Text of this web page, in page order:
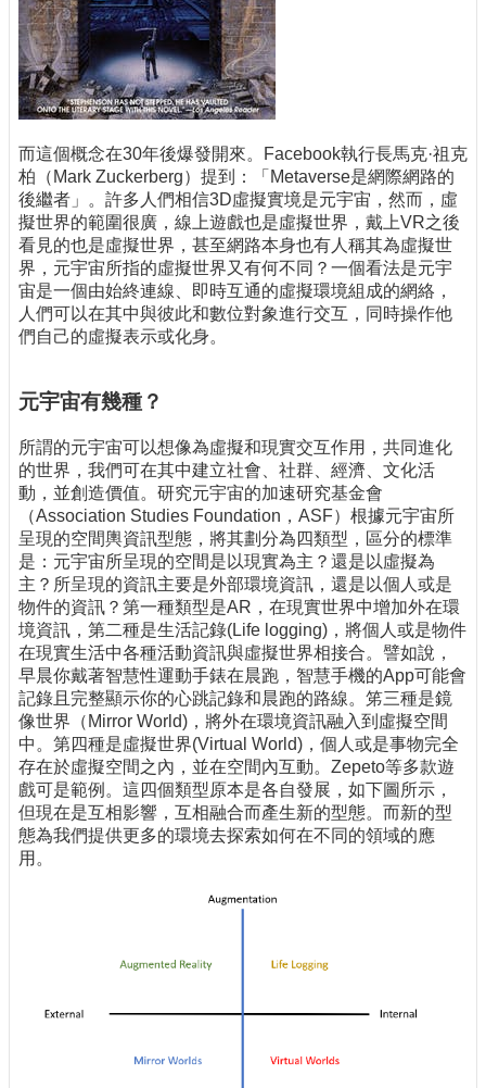
而這個概念在30年後爆發開來。Facebook執行長馬克·祖克
柏（Mark Zuckerberg）提到：「Metaverse是網際網路的
後繼者」。許多人們相信3D虛擬實境是元宇宙，然而，虛
擬世界的範圍很廣，線上遊戲也是虛擬世界，戴上VR之後
看見的也是虛擬世界，甚至網路本身也有人稱其為虛擬世
界，元宇宙所指的虛擬世界又有何不同？一個看法是元宇
宙是一個由始終連線、即時互通的虛擬環境組成的網絡，
人們可以在其中與彼此和數位對象進行交互，同時操作他
們自己的虛擬表示或化身。
元宇宙有幾種？
所謂的元宇宙可以想像為虛擬和現實交互作用，共同進化
的世界，我們可在其中建立社會、社群、經濟、文化活
動，並創造價值。研究元宇宙的加速研究基金會
（Association Studies Foundation，ASF）根據元宇宙所
呈現的空間輿資訊型態，將其劃分為四類型，區分的標準
是：元宇宙所呈現的空間是以現實為主？還是以虛擬為
主？所呈現的資訊主要是外部環境資訊，還是以個人或是
物件的資訊？第一種類型是AR，在現實世界中增加外在環
境資訊，第二種是生活記錄(Life logging)，將個人或是物件
在現實生活中各種活動資訊與虛擬世界相接合。譬如說，
早晨你戴著智慧性運動手錶在晨跑，智慧手機的App可能會
記錄且完整顯示你的心跳記錄和晨跑的路線。笫三種是鏡
像世界（Mirror World)，將外在環境資訊融入到虛擬空間
中。第四種是虛擬世界(Virtual World)，個人或是事物完全
存在於虛擬空間之內，並在空間內互動。Zepeto等多款遊
戲可是範例。這四個類型原本是各自發展，如下圖所示，
但現在是互相影響，互相融合而產生新的型態。而新的型
態為我們提供更多的環境去探索如何在不同的領域的應
用。